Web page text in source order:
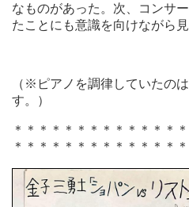
なものがあった。次、コンサ
たことにも意識を向けながら見
（※ピアノを調律していたの
す。）
＊＊＊＊＊＊＊＊＊＊＊＊＊
＊＊＊＊＊＊＊＊＊＊＊＊＊